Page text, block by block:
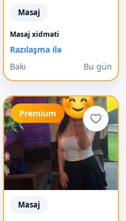
Masaj
Masaj xidməti
Razılaşma ilə
Bakı
Bu gün
Premium
Masaj